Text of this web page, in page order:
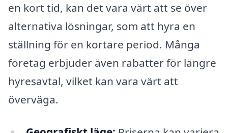
en kort tid, kan det vara värt att se över
alternativa lösningar, som att hyra en
ställning för en kortare period. Många
företag erbjuder även rabatter för längre
hyresavtal, vilket kan vara värt att
överväga.